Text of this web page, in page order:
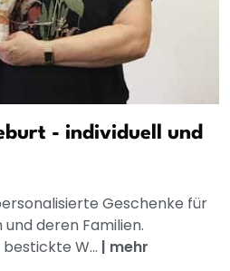
- individuell und
Geschenke für
deren Familien.
W... | mehr